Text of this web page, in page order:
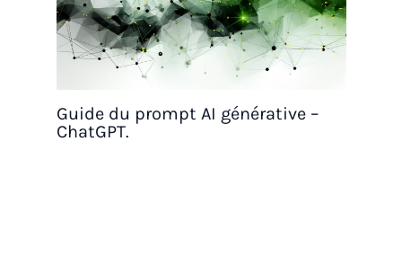
Guide du prompt AI générative –
ChatGPT.